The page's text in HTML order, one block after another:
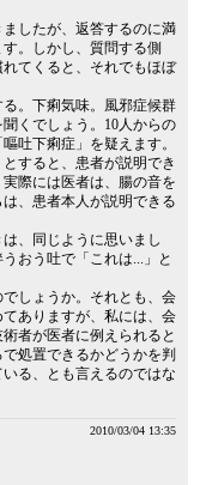
したが、返答するのに満
。しかし、質問する側
てくると、それでもほぼ
。下痢気味。風邪症候群
くでしょう。10人からの
吐下痢症」を疑えます。
すると、患者が説明でき
際には医者は、腸の音を
、患者本人が説明できる
、同じように思いまし
おう吐で「これは...」と
しょうか。それとも、会
ありますが、私には、会
者が医者に例えられると
処置できるかどうかを判
る、とも言えるのではな
2010/03/04 13:35